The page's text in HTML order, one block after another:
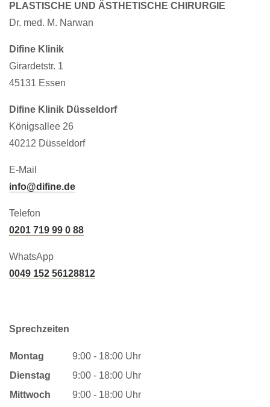
PLASTISCHE UND ÄSTHETISCHE CHIRURGIE
Dr. med. M. Narwan
Difine Klinik
Girardetstr. 1
45131 Essen
Difine Klinik Düsseldorf
Königsallee 26
40212 Düsseldorf
E-Mail
info@difine.de
Telefon
0201 719 99 0 88
WhatsApp
0049 152 56128812
Sprechzeiten
Montag
9:00 - 18:00 Uhr
Dienstag
9:00 - 18:00 Uhr
Mittwoch
9:00 - 18:00 Uhr